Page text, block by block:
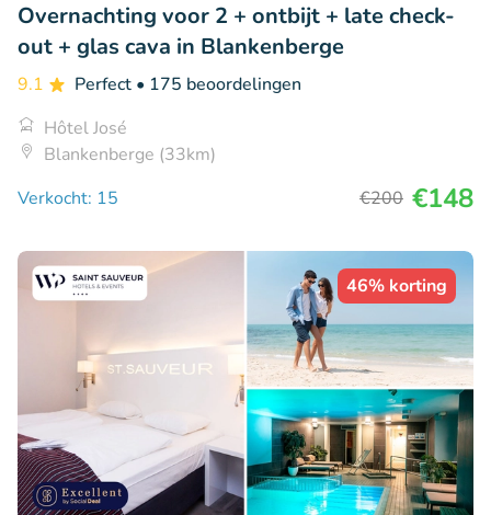
Overnachting voor 2 + ontbijt + late check-
out + glas cava in Blankenberge
9.1 Perfect • 175 beoordelingen
Hôtel José
Blankenberge (33km)
Verkocht: 15
€200 €148
46% korting